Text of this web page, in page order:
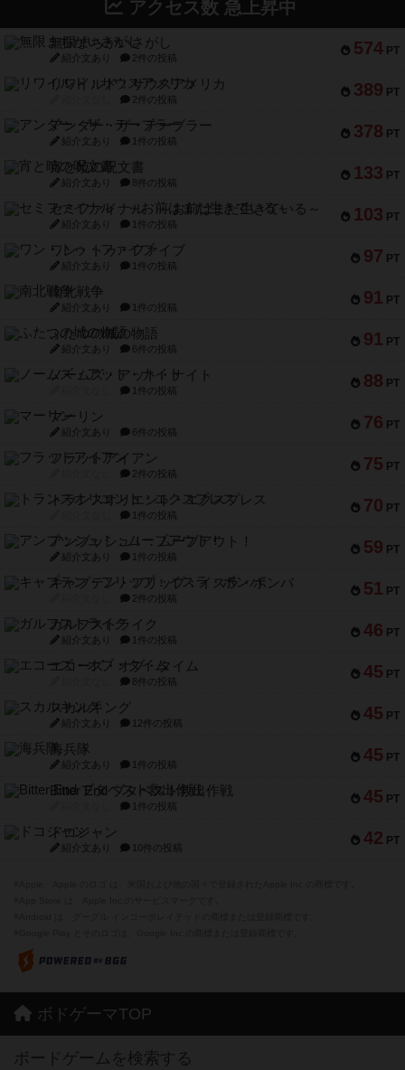
アクセス数 急上昇中
574 PT
無限まちがいさがし
紹介文あり 2件の投稿
389 PT
リワイルド：サウスアメリカ
2件の投稿
378 PT
アンダー・ザ・テーブラー
紹介文あり 1件の投稿
133 PT
宵と暁の呪文書
紹介文あり 8件の投稿
103 PT
セミファイナル ～お前はまだ生きている～
紹介文あり 1件の投稿
97 PT
ワン・トゥ・ファイブ
紹介文あり 1件の投稿
91 PT
南北戦争
紹介文あり 1件の投稿
91 PT
ふたつの城の物語
紹介文あり 6件の投稿
88 PT
ノームズ・アット・ナイト
1件の投稿
76 PT
マーリン
紹介文あり 6件の投稿
75 PT
フラットアイアン
2件の投稿
70 PT
トランスオリエント・エクスプレス
1件の投稿
59 PT
アンブッシュ！：ムーブアウト！
紹介文あり 1件の投稿
51 PT
キャプテン・フリップ：イスラ・ボンバ
2件の投稿
46 PT
ガルフストライク
紹介文あり 1件の投稿
45 PT
エコーズ・オブ・タイム
8件の投稿
45 PT
スカルキング
紹介文あり 12件の投稿
45 PT
海兵隊
紹介文あり 1件の投稿
45 PT
Bitter End ブタペスト救出作戦
1件の投稿
42 PT
ドコジャン
紹介文あり 10件の投稿
ボドゲーマTOP
ボードゲームを検索する